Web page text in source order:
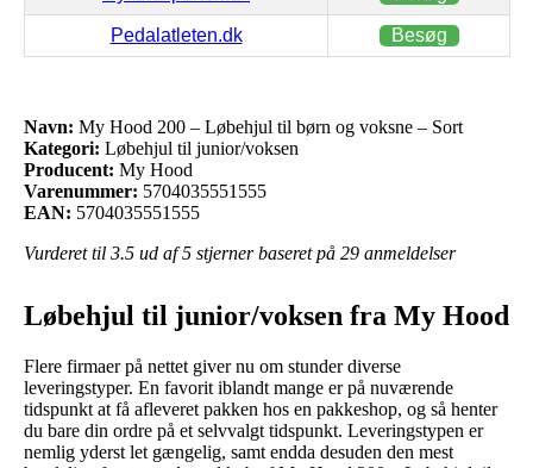
Pedalatleten.dk Besøg
Navn: My Hood 200 – Løbehjul til børn og voksne – Sort
Kategori: Løbehjul til junior/voksen
Producent: My Hood
Varenummer: 5704035551555
EAN: 5704035551555
Vurderet til 3.5 ud af 5 stjerner baseret på 29 anmeldelser
Løbehjul til junior/voksen fra My Hood
Flere firmaer på nettet giver nu om stunder diverse
leveringstyper. En favorit iblandt mange er på nuværende
tidspunkt at få afleveret pakken hos en pakkeshop, og så henter
du bare din ordre på et selvvalgt tidspunkt. Leveringstypen er
nemlig yderst let gængelig, samt endda desuden den mest